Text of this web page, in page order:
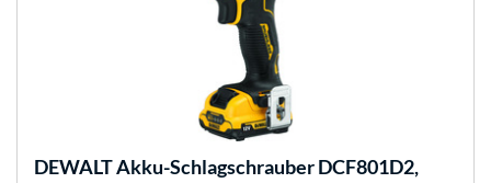
DEWALTAkku-Schlagschrauber DCF801D2,